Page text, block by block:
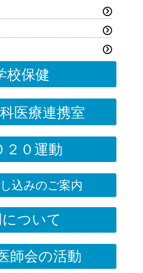
校保健
医療連携室
２０運動
込みのご案内
ついて
師会の活動